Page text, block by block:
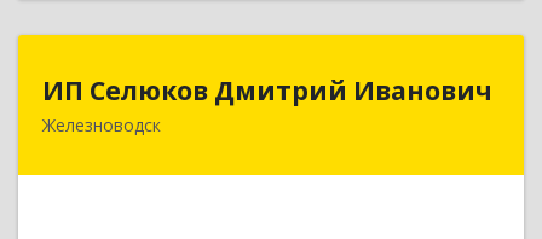
ИП Селюков Дмитрий Иванович
Железноводск
ИП Селюков Дмитрий Иванович
357400, Ставропольский край, Железноводск г,